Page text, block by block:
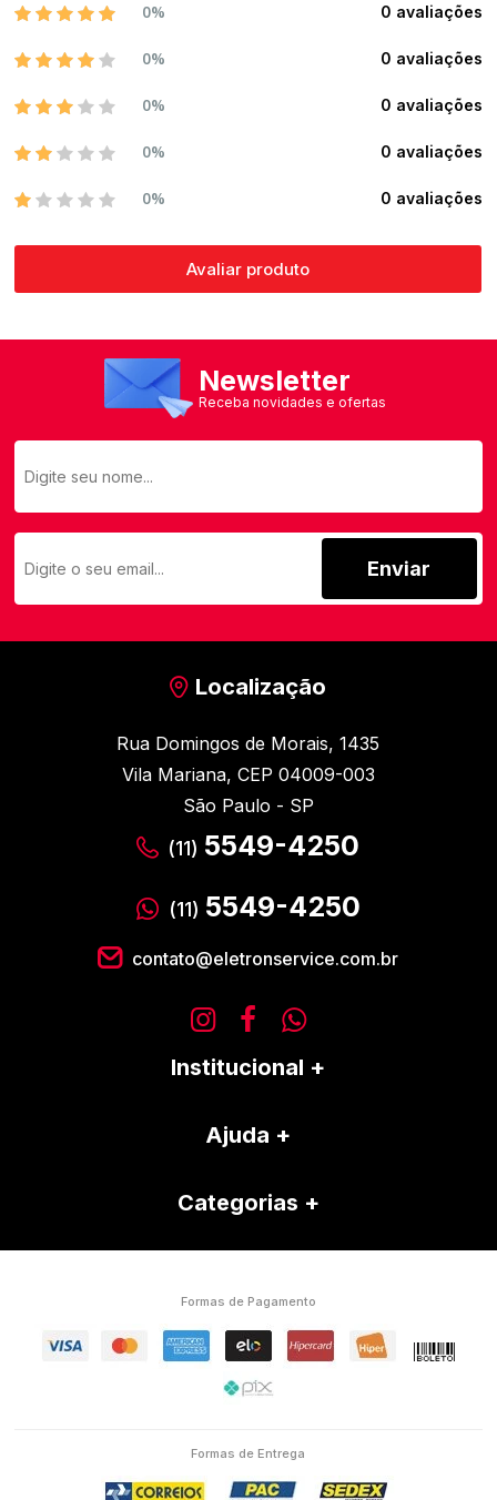
0% 0 avaliações
0% 0 avaliações
0% 0 avaliações
0% 0 avaliações
0% 0 avaliações
Avaliar produto
Newsletter
Receba novidades e ofertas
Enviar
Localização
Rua Domingos de Morais, 1435
Vila Mariana, CEP 04009-003
São Paulo - SP
(11) 5549-4250
(11) 5549-4250
contato@eletronservice.com.br
Institucional
Ajuda
Categorias
Formas de Pagamento
Formas de Entrega